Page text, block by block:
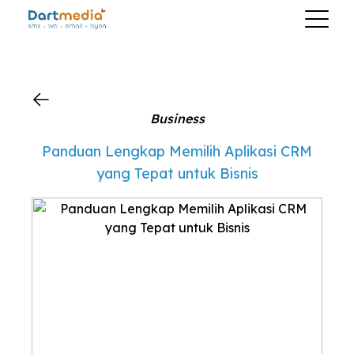
Business
Panduan Lengkap Memilih Aplikasi CRM
yang Tepat untuk Bisnis